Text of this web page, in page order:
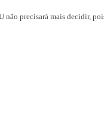
não precisará mais decidir,